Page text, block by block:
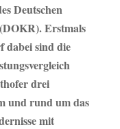
Deutschen
Erstmals
dabei sind die
drei
und rund um das
mit